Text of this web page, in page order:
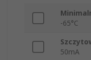
-65°C
50mA